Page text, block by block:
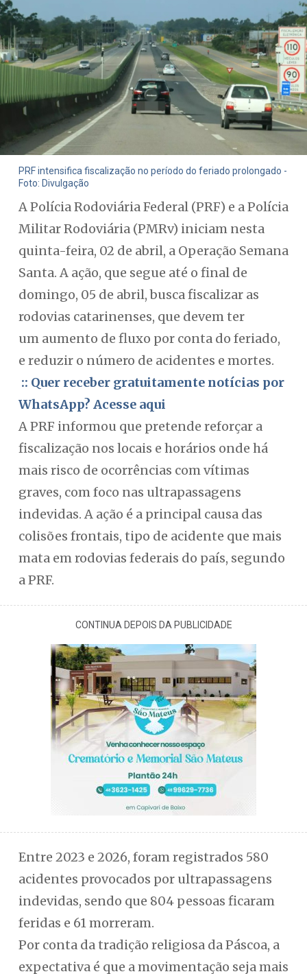
PRF intensifica fiscalização no período do feriado prolongado -
Foto: Divulgação
A Polícia Rodoviária Federal (PRF) e a Polícia
Militar Rodoviária (PMRv) iniciam nesta
quinta-feira, 02 de abril, a Operação Semana
Santa. A ação, que segue até o final de
domingo, 05 de abril, busca fiscalizar as
rodovias catarinenses, que devem ter
um aumento de fluxo por conta do feriado,
e reduzir o número de acidentes e mortes.
:: Quer receber gratuitamente notícias por
WhatsApp? Acesse aqui
A PRF informou que pretende reforçar a
fiscalização nos locais e horários onde há
mais risco de ocorrências com vítimas
graves, com foco nas ultrapassagens
indevidas. A ação é a principal causa das
colisões frontais, tipo de acidente que mais
mata em rodovias federais do país, segundo
a PRF.
CONTINUA DEPOIS DA PUBLICIDADE
Entre 2023 e 2026, foram registrados 580
acidentes provocados por ultrapassagens
indevidas, sendo que 804 pessoas ficaram
feridas e 61 morreram.
Por conta da tradição religiosa da Páscoa, a
expectativa é que a movimentação seja mais